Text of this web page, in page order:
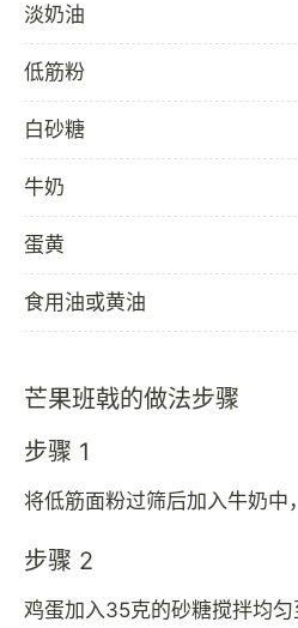
淡奶油
低筋粉
白砂糖
牛奶
蛋黄
食用油或黄油
芒果班戟的做法步骤
步骤 1
将低筋面粉过筛后加入牛奶中
步骤 2
鸡蛋加入35克的砂糖搅拌均